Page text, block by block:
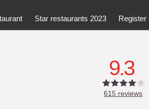
Star restaurants 2023 Register
9.3
615 reviews